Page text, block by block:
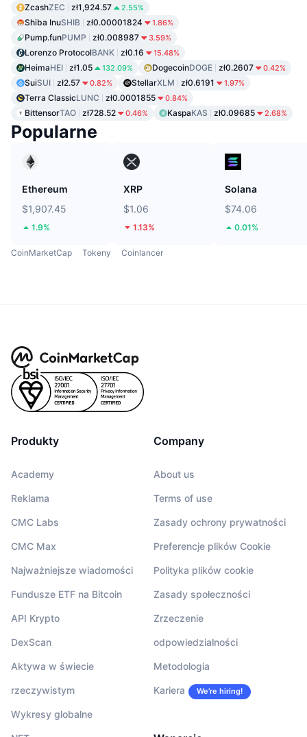
ZcashZEC zł1,924.57 2.55%
Shiba InuSHIB zł0.00001824 1.86%
Pump.funPUMP zł0.008987 3.59%
Lorenzo ProtocolBANK zł0.16 15.48%
HeimaHEI zł1.05 132.09% DogecoinDOGE zł0.2607 0.42%
SuiSUI zł2.57 0.82% StellarXLM zł0.6191 1.97%
Terra ClassicLUNC zł0.0001855 0.84%
BittensorTAO zł728.52 0.46% KaspaKAS zł0.09685 2.68%
Popularne
Ethereum
$1,907.45
1.9%
XRP
$1.06
1.13%
Solana
$74.06
0.01%
CoinMarketCap Tokeny Coinlancer
Produkty
Academy
Reklama
CMC Labs
CMC Max
Najważniejsze wiadomości
Fundusze ETF na Bitcoin
API Krypto
DexScan
Aktywa w świecie
rzeczywistym
Wykresy globalne
Company
About us
Terms of use
Zasady ochrony prywatności
Preferencje plików Cookie
Polityka plików cookie
Zasady społeczności
Zrzeczenie
odpowiedzialności
Metodologia
Kariera We’re hiring!